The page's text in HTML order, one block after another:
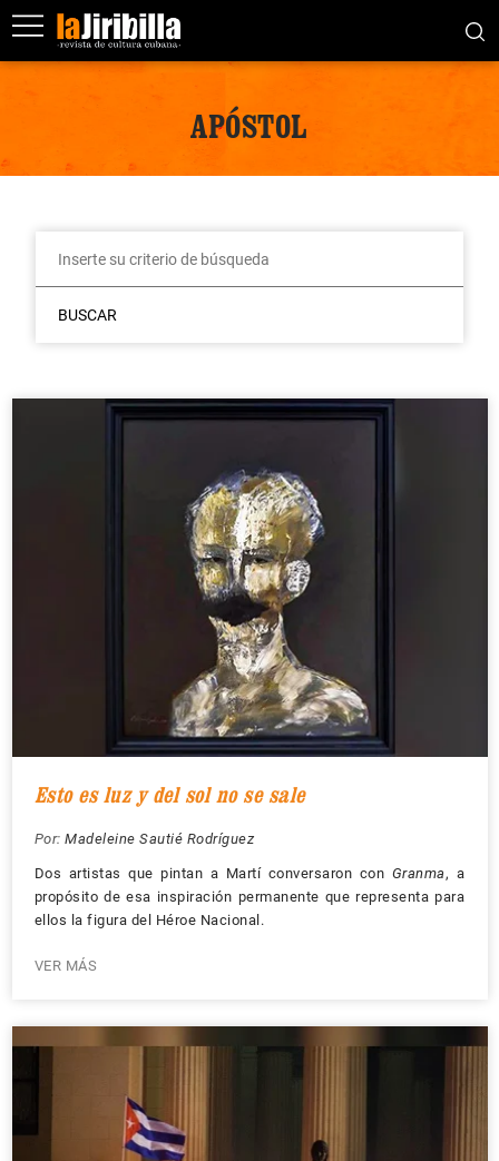
APÓSTOL
BUSCAR
Esto es luz y del sol no se sale
Por: Madeleine Sautié Rodríguez
Dos artistas que pintan a Martí conversaron con Granma , a
propósito de esa inspiración permanente que representa para
ellos la figura del Héroe Nacional.
VER MÁS